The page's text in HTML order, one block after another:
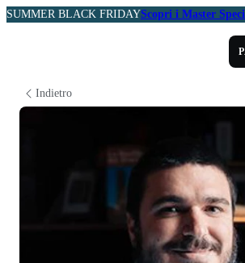
SUMMER BLACK FRIDAYScopri i Master
Indietro